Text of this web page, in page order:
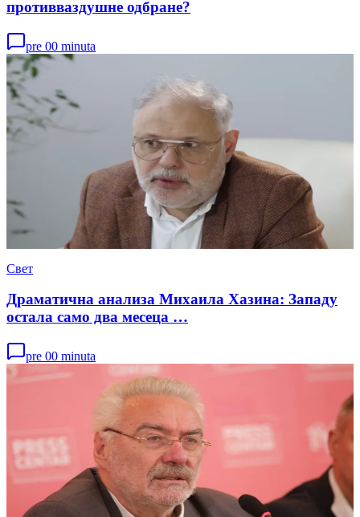
противваздушне одбране?
pre 00 minuta
Свет
Драматична анализа Михаила Хазина: Западу
остала само два месеца …
pre 00 minuta